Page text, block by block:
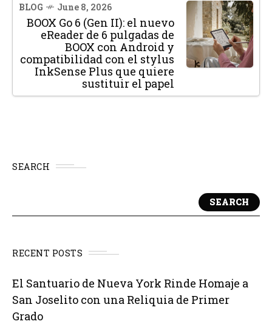
BLOG June 8, 2026
BOOX Go 6 (Gen II): el nuevo
eReader de 6 pulgadas de
BOOX con Android y
compatibilidad con el stylus
InkSense Plus que quiere
sustituir el papel
SEARCH
SEARCH
RECENT POSTS
El Santuario de Nueva York Rinde Homaje a
San Joselito con una Reliquia de Primer
Grado